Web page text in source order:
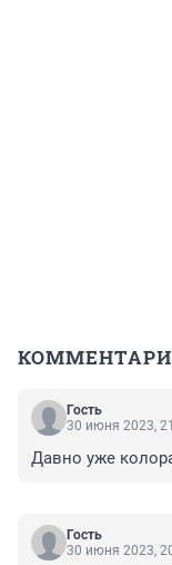
Гость
30 июня 2023,
Давно уже
Гость
30 июня 2023,